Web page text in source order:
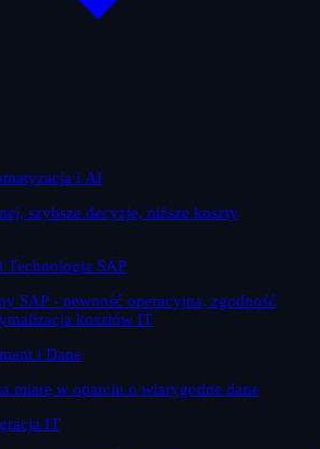
i AI
szybsze decyzje, niższe koszty
Technologia SAP
SAP - pewność operacyjna, zgodność
kosztów IT
i Dane
miarę w oparciu o wiarygodne dane
IT